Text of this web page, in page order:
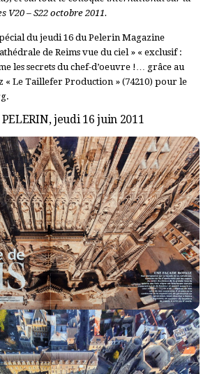
V20 – S22 octobre 2011.
du jeudi 16 du Pelerin Magazine
de Reims vue du ciel » « exclusif :
les secrets du chef-d’oeuvre !… grâce au
« Le Taillefer Production » (74210) pour le
jeudi 16 juin 2011